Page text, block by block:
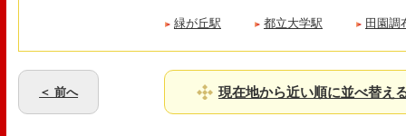
緑が丘駅 都立大学駅 田園調
＜ 前へ 現在地から近い順に並べ替え